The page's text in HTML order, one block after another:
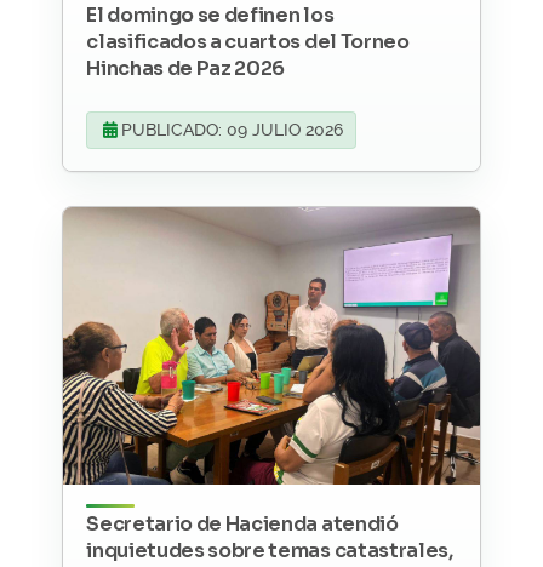
El domingo se definen los
clasificados a cuartos del Torneo
Hinchas de Paz 2026
PUBLICADO: 09 JULIO 2026
Secretario de Hacienda atendió
inquietudes sobre temas catastrales,